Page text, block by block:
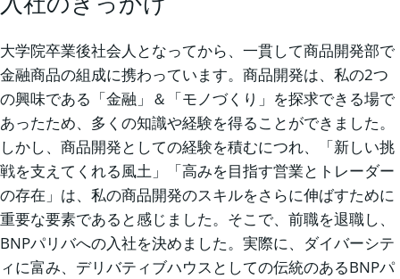
入社のきっかけ
大学院卒業後社会人となってから、一貫して商品開発部で
金融商品の組成に携わっています。商品開発は、私の2つ
の興味である「金融」＆「モノづくり」を探求できる場で
あったため、多くの知識や経験を得ることができました。
しかし、商品開発としての経験を積むにつれ、「新しい挑
戦を支えてくれる風土」「高みを目指す営業とトレーダー
の存在」は、私の商品開発のスキルをさらに伸ばすために
重要な要素であると感じました。そこで、前職を退職し、
BNPパリバへの入社を決めました。実際に、ダイバーシテ
ィに富み、デリバティブハウスとしての伝統のあるBNPパ